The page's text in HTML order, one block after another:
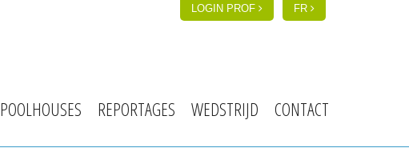
LOGIN PROF FR
POOLHOUSES REPORTAGES WEDSTRIJD CONTACT